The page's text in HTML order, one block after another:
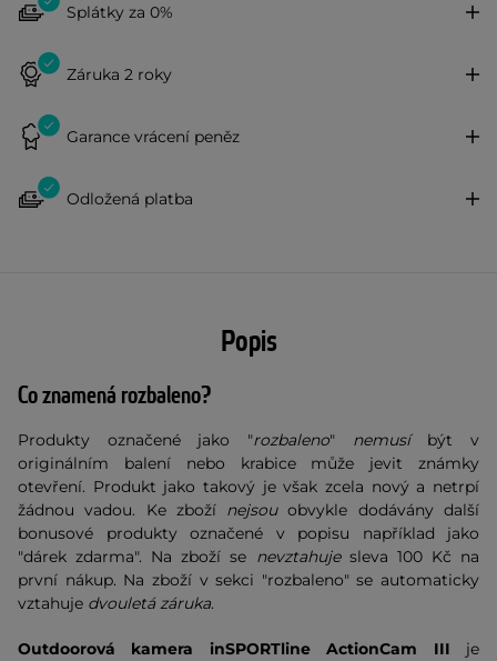
Splátky za 0%
Záruka 2 roky
Garance vrácení peněz
Odložená platba
Popis
Co znamená rozbaleno?
Produkty označené jako "rozbaleno" nemusí být v
originálním balení nebo krabice může jevit známky
otevření. Produkt jako takový je však zcela nový a netrpí
žádnou vadou. Ke zboží nejsouobvykle dodávány další
bonusové produkty označené v popisu například jako
"dárek zdarma". Na zboží se nevztahuje sleva 100 Kč na
první nákup. Na zboží v sekci "rozbaleno" se automaticky
vztahuje dvouletá záruka.
Outdoorová kamera inSPORTline ActionCam III je